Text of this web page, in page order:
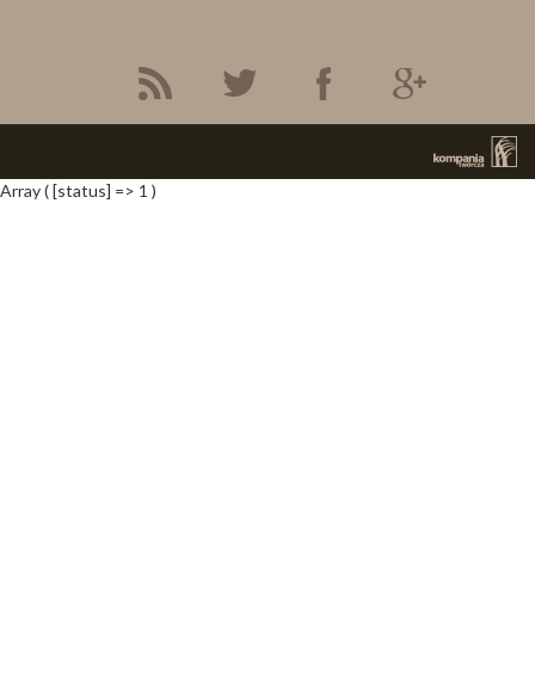
Array ( [status] => 1 )